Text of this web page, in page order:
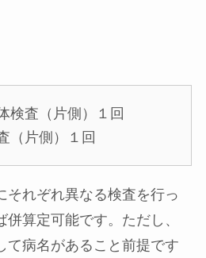
検査 （片側）
１回
（片側） １回
それぞれ異なる検査を行っ
算定可能です。ただし、
て病名があること前提です